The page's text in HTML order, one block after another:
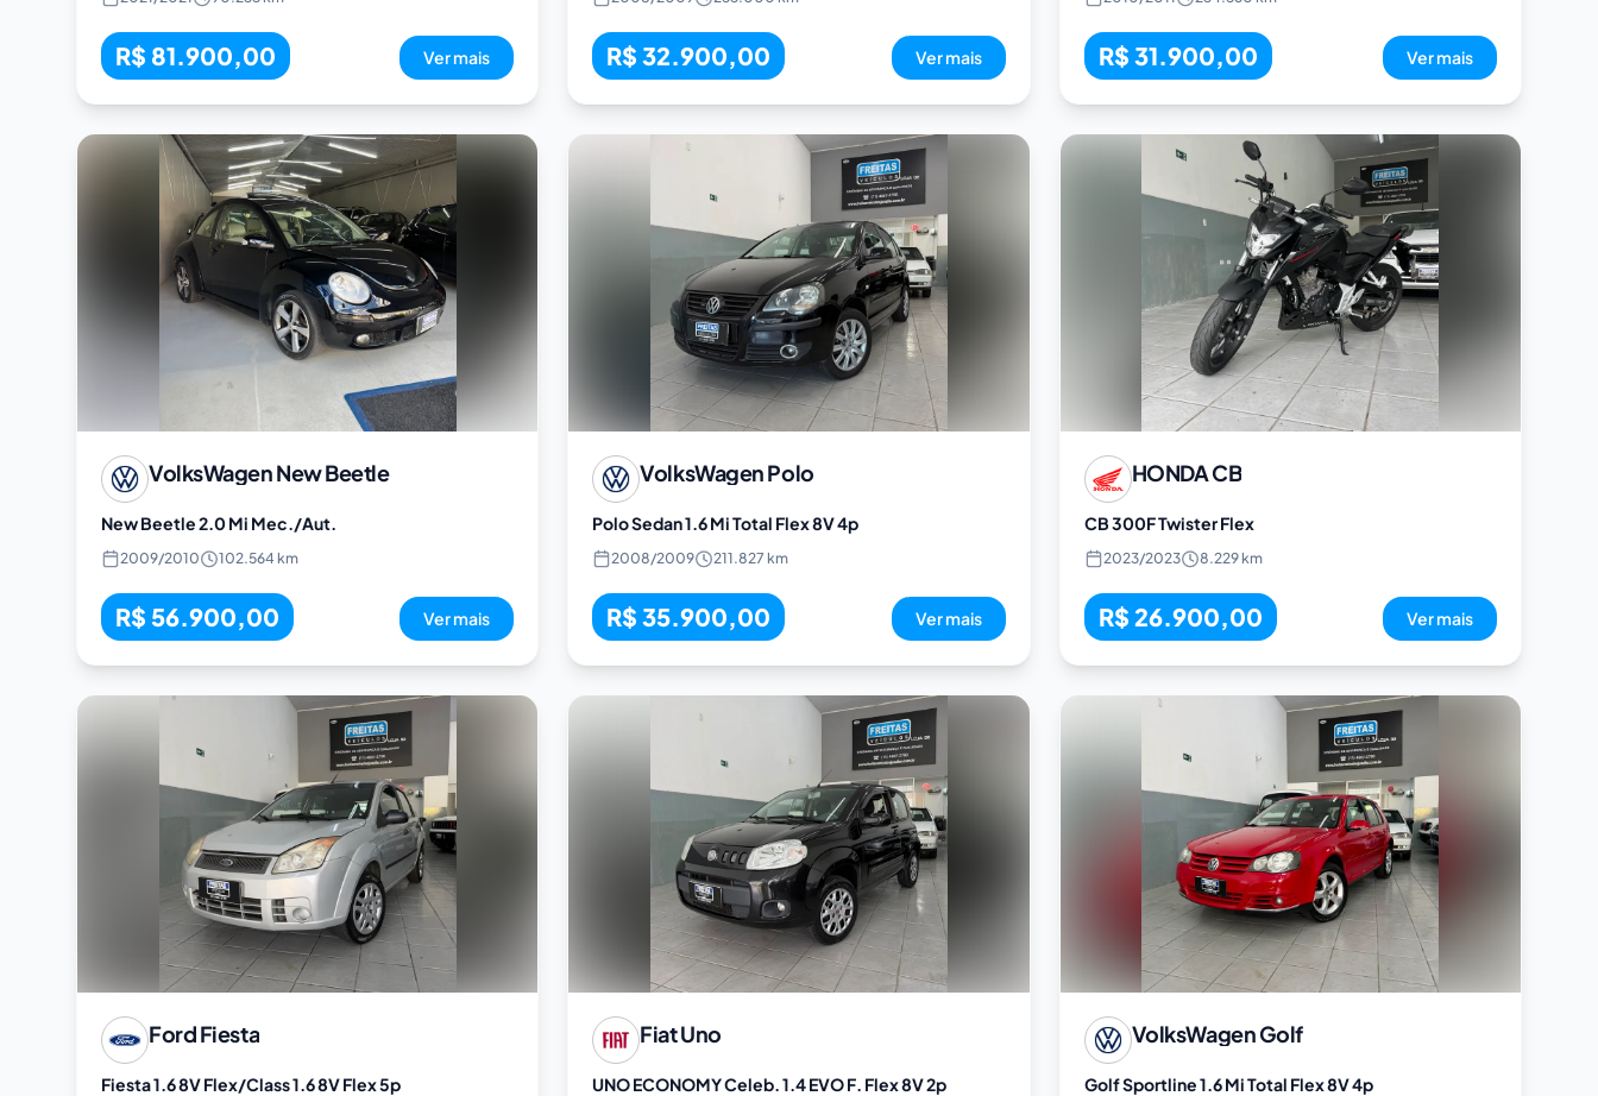
R$ 81.900,00 Ver mais R$ 32.900,00 Ver mais R$ 31.900,00 Ver mais
VolksWagenNew Beetle
New Beetle 2.0 Mi Mec./Aut.
2009/2010 102.564 km
R$ 56.900,00 Ver mais
VolksWagenPolo
Polo Sedan 1.6 Mi Total Flex 8V 4p
2008/2009 211.827 km
R$ 35.900,00 Ver mais
HONDACB
CB 300F Twister Flex
2023/2023 8.229 km
R$ 26.900,00 Ver mais
FordFiesta
Fiesta 1.6 8V Flex/Class 1.6 8V Flex 5p
FiatUno
UNO ECONOMY Celeb. 1.4 EVO F. Flex 8V 2p
VolksWagenGolf
Golf Sportline 1.6 Mi Total Flex 8V 4p